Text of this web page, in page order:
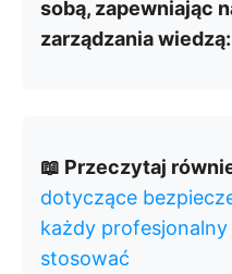
sobą, zapewniając
zarządzania wiedzą:
📖 Przeczytaj
dotyczące
każdy profesjonalny
stosować